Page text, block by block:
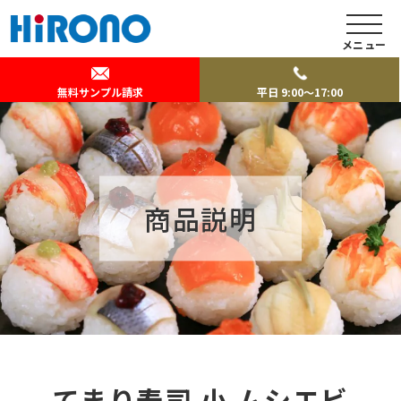
無料サンプル請求 平日 9:00～17:00
メニュー
商品説明